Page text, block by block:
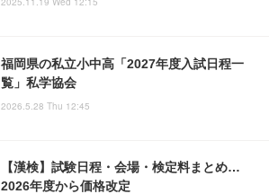
福岡県の私立小中高「2027年度入試日程一
覧」私学協会
2026.5.28 Thu 12:45
【漢検】試験日程・会場・検定料まとめ…
2026年度から価格改定